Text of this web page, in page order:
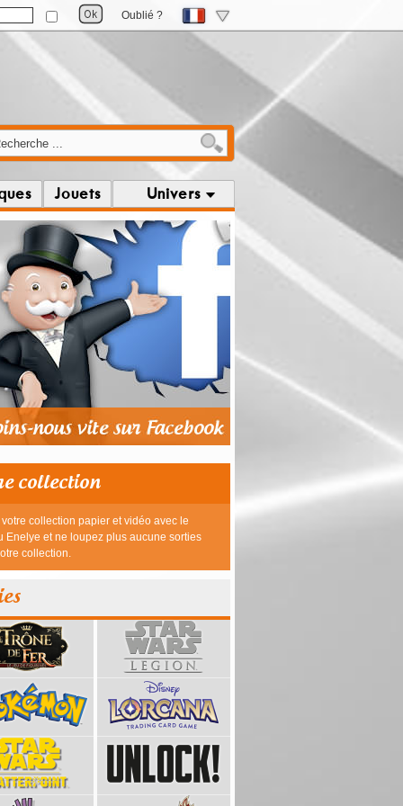
Oublié ?
Jouets Univers
39,95 € 23,95 €
collection
collection papier et vidéo avec le
Enelye et ne loupez plus aucune sorties
collection.